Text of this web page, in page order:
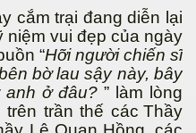
cắm trại đang diễn lại
niệm vui đẹp của ngày
“Hỡi người chiến sĩ
bờ lau sậy này, bây
anh ở đâu?” làm lòng
trần thế các Thầy